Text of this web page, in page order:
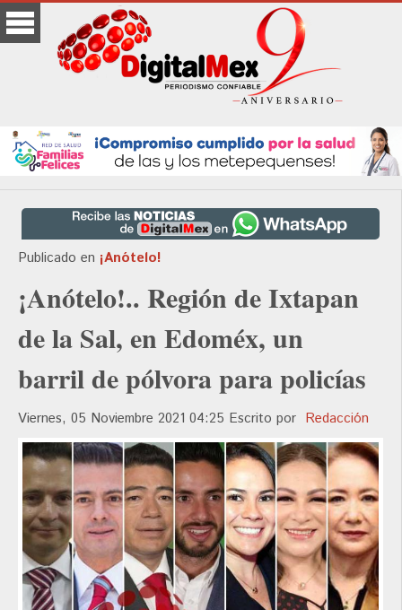
Publicado en ¡Anótelo!
¡Anótelo!.. Región de Ixtapan
de la Sal, en Edoméx, un
barril de pólvora para policías
Viernes, 05 Noviembre 2021 04:25 Escrito por Redacción